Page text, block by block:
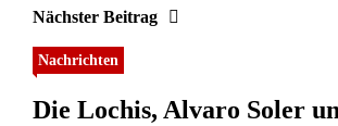
Nächster Beitrag
Nachrichten
Die Lochis, Alvaro Soler